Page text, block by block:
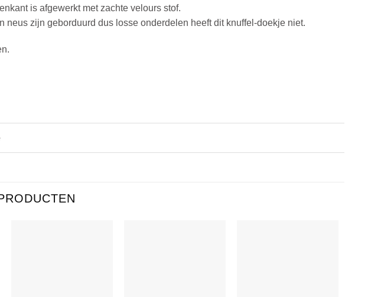
is afgewerkt met zachte velours stof.
neus zijn geborduurd dus losse onderdelen heeft dit knuffel-doekje niet.